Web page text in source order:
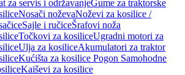
za servis i održavanjeGume za traktorske
Nosači noževaNoževi za kosilice /
Sajle i ručiceŠrafovi noža
Točkovi za kosiliceUgradni motori za
Ulja za kosiliceAkumulatori za traktor
Kućišta za kosilice Pogon Samohodne
Kaiševi za kosilice